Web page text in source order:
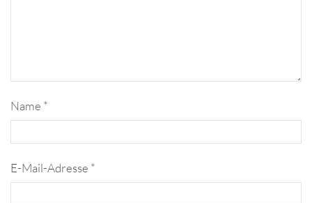
Name *
E-Mail-Adresse *